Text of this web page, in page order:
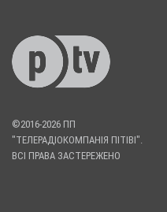
©2016-2026 ПП
"ТЕЛЕРАДІОКОМПАНІЯ ПІТІВІ".
ВСІ ПРАВА ЗАСТЕРЕЖЕНО